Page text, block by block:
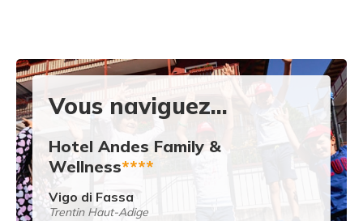
Vous naviguez...
Hotel Andes Family &
Wellness****
Vigo di Fassa
Trentin Haut-Adige